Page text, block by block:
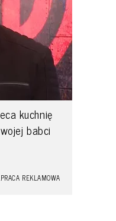
kuchnię
babci
REKLAMOWA